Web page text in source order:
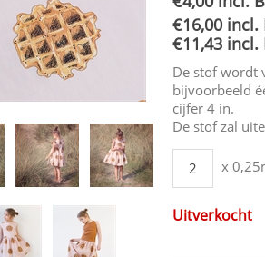
€16,00 incl.
€11,43 incl.
De stof wordt
bijvoorbeeld
cijfer 4 in.
De stof zal
x
Uitverkocht